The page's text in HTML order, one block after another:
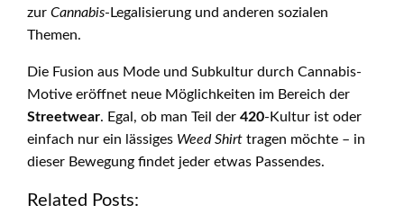
zur Cannabis-Legalisierung und anderen sozialen
Themen.
Die Fusion aus Mode und Subkultur durch Cannabis-
Motive eröffnet neue Möglichkeiten im Bereich der
Streetwear. Egal, ob man Teil der 420-Kultur ist oder
einfach nur ein lässiges Weed Shirt tragen möchte – in
dieser Bewegung findet jeder etwas Passendes.
Related Posts: